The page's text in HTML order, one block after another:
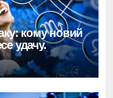
кому новий
удачу.